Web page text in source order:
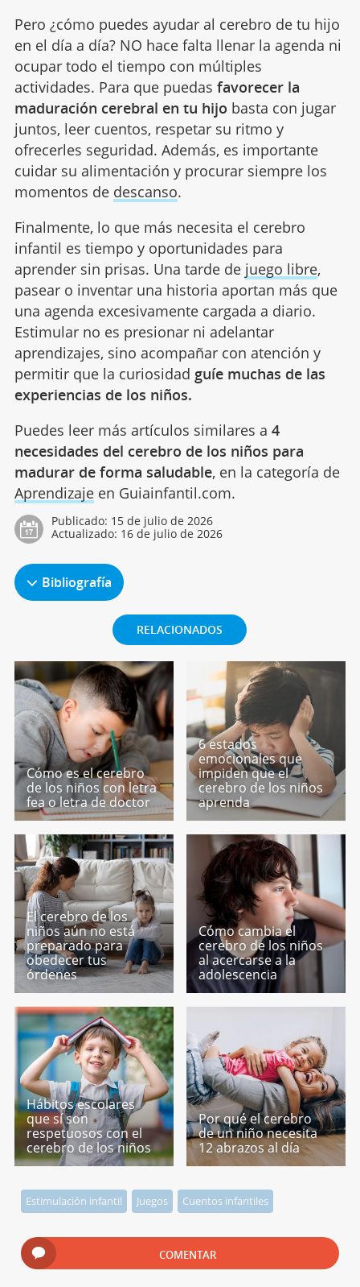
Pero ¿cómo puedes ayudar al cerebro de tu hijo
en el día a día? NO hace falta llenar la agenda ni
ocupar todo el tiempo con múltiples
actividades. Para que puedas favorecer la
maduración cerebral en tu hijo basta con jugar
juntos, leer cuentos, respetar su ritmo y
ofrecerles seguridad. Además, es importante
cuidar su alimentación y procurar siempre los
momentos de descanso.
Finalmente, lo que más necesita el cerebro
infantil es tiempo y oportunidades para
aprender sin prisas. Una tarde de juego libre,
pasear o inventar una historia aportan más que
una agenda excesivamente cargada a diario.
Estimular no es presionar ni adelantar
aprendizajes, sino acompañar con atención y
permitir que la curiosidad guíe muchas de las
experiencias de los niños.
Puedes leer más artículos similares a 4
necesidades del cerebro de los niños para
madurar de forma saludable, en la categoría de
Aprendizajeen Guiainfantil.com.
Publicado: 15 de julio de 2026
Actualizado: 16 de julio de 2026
Bibliografía
RELACIONADOS
Cómo es el cerebro
de los niños con letra
fea o letra de doctor
6 estados
emocionales que
impiden que el
cerebro de los niños
aprenda
El cerebro de los
niños aún no está
preparado para
obedecer tus
órdenes
Cómo cambia el
cerebro de los niños
al acercarse a la
adolescencia
Hábitos escolares
que sí son
respetuosos con el
cerebro de los niños
Por qué el cerebro
de un niño necesita
12 abrazos al día
Estimulación infantil Juegos Cuentos infantiles
COMENTAR